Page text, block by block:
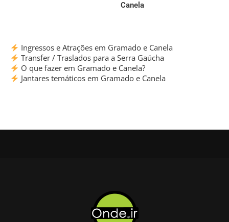
Canela
Ingressos e Atrações em Gramado e Canela
Transfer / Traslados para a Serra Gaúcha
O que fazer em Gramado e Canela?
Jantares temáticos em Gramado e Canela